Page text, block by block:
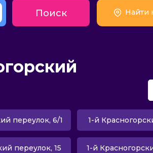
Поиск Найти
переулок, 6/1 1-й
переулок, 15 1-й